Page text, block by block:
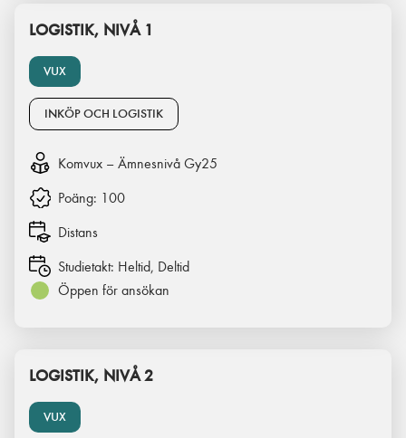
VUX
LOGISTIK, NIVÅ 1
INKÖP OCH LOGISTIK
Komvux – Ämnesnivå Gy25
Poäng: 100
Distans
Studietakt: Heltid, Deltid
Öppen för ansökan
VUX
LOGISTIK, NIVÅ 2